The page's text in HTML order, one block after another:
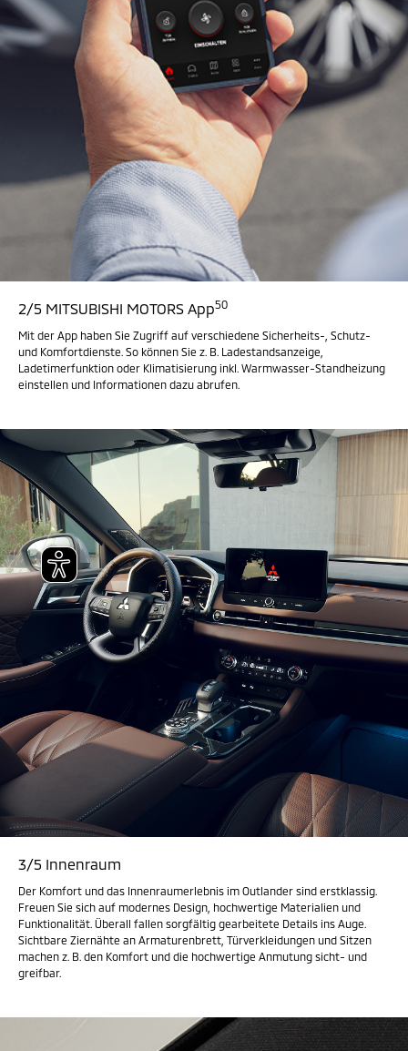
2/5 MITSUBISHI MOTORS App50
Mit der App haben Sie Zugriff auf verschiedene Sicherheits-, Schutz-
und Komfortdienste. So können Sie z. B. Ladestandsanzeige,
Ladetimerfunktion oder Klimatisierung inkl. Warmwasser-Standheizung
einstellen und Informationen dazu abrufen.
3/5 Innenraum
Der Komfort und das Innenraumerlebnis im Outlander sind erstklassig.
Freuen Sie sich auf modernes Design, hochwertige Materialien und
Funktionalität. Überall fallen sorgfältig gearbeitete Details ins Auge.
Sichtbare Ziernähte an Armaturenbrett, Türverkleidungen und Sitzen
machen z. B. den Komfort und die hochwertige Anmutung sicht- und
greifbar.